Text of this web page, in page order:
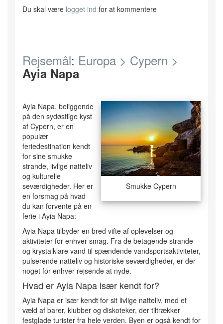
Du skal være logget ind for at kommentere
Rejsemål: Europa > Cypern >
Ayia Napa
Smukke Cypern
Ayia Napa, beliggende
på den sydøstlige kyst
af Cypern, er en
populær
feriedestination kendt
for sine smukke
strande, livlige natteliv
og kulturelle
seværdigheder. Her er
en forsmag på hvad
du kan forvente på en
ferie i Ayia Napa:
Ayia Napa tilbyder en bred vifte af oplevelser og
aktiviteter for enhver smag. Fra de betagende strande
og krystalklare vand til spændende vandsportsaktiviteter,
pulserende natteliv og historiske seværdigheder, er der
noget for enhver rejsende at nyde.
Hvad er Ayia Napa især kendt for?
Ayia Napa er især kendt for sit livlige natteliv, med et
væld af barer, klubber og diskoteker, der tiltrækker
festglade turister fra hele verden. Byen er også kendt for